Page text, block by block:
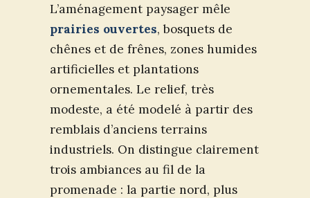
L’aménagement paysager mêle
prairies ouvertes, bosquets de
chênes et de frênes, zones humides
artificielles et plantations
ornementales. Le relief, très
modeste, a été modelé à partir des
remblais d’anciens terrains
industriels. On distingue clairement
trois ambiances au fil de la
promenade : la partie nord, plus